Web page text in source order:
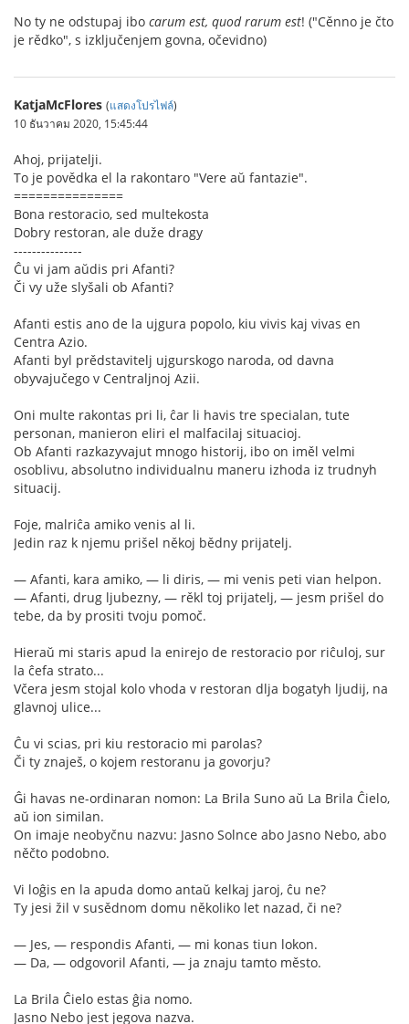
No ty ne odstupaj ibo carum est, quod rarum est! ("Cěnno je čto
je rědko", s izključenjem govna, očevidno)
KatjaMcFlores (แสดงโปรไฟล์)
10 ธันวาคม 2020, 15:45:44
Ahoj, prijatelji.
To je povědka el la rakontaro "Vere aŭ fantazie".
===============
Bona restoracio, sed multekosta
Dobry restoran, ale duže dragy
---------------
Ĉu vi jam aŭdis pri Afanti?
Či vy uže slyšali ob Afanti?
Afanti estis ano de la ujgura popolo, kiu vivis kaj vivas en
Centra Azio.
Afanti byl prědstavitelj ujgurskogo naroda, od davna
obyvajučego v Centraljnoj Azii.
Oni multe rakontas pri li, ĉar li havis tre specialan, tute
personan, manieron eliri el malfacilaj situacioj.
Ob Afanti razkazyvajut mnogo historij, ibo on iměl velmi
osoblivu, absolutno individualnu maneru izhoda iz trudnyh
situacij.
Foje, malriĉa amiko venis al li.
Jedin raz k njemu prišel někoj bědny prijatelj.
— Afanti, kara amiko, — li diris, — mi venis peti vian helpon.
— Afanti, drug ljubezny, — rěkl toj prijatelj, — jesm prišel do
tebe, da by prositi tvoju pomoč.
Hieraŭ mi staris apud la enirejo de restoracio por riĉuloj, sur
la ĉefa strato...
Včera jesm stojal kolo vhoda v restoran dlja bogatyh ljudij, na
glavnoj ulice...
Ĉu vi scias, pri kiu restoracio mi parolas?
Či ty znaješ, o kojem restoranu ja govorju?
Ĝi havas ne-ordinaran nomon: La Brila Suno aŭ La Brila Ĉielo,
aŭ ion similan.
On imaje neobyčnu nazvu: Jasno Solnce abo Jasno Nebo, abo
něčto podobno.
Vi loĝis en la apuda domo antaŭ kelkaj jaroj, ĉu ne?
Ty jesi žil v susědnom domu několiko let nazad, či ne?
— Jes, — respondis Afanti, — mi konas tiun lokon.
— Da, — odgovoril Afanti, — ja znaju tamto město.
La Brila Ĉielo estas ĝia nomo.
Jasno Nebo jest jegova nazva.